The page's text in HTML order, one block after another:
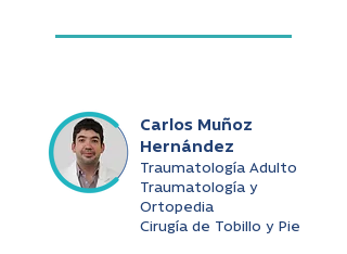
Carlos Muñoz
Hernández
Traumatología Adulto
Traumatología y
Ortopedia
Cirugía de Tobillo y Pie